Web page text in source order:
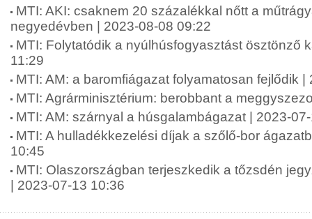
MTI: AKI: csaknem 20 százalékkal nőtt a
negyedévben | 2023-08-08 09:22
MTI: Folytatódik a nyúlhúsfogyasztást ösztönző
11:29
MTI: AM: a baromfiágazat folyamatosan fejlődik |
MTI: Agrárminisztérium: berobbant a
MTI: AM: szárnyal a húsgalambágazat | 2023-
MTI: A hulladékkezelési díjak a szőlő-bor
10:45
MTI: Olaszországban terjeszkedik a tőzsdén
| 2023-07-13 10:36